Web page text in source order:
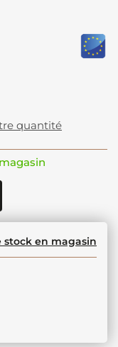
quantité
stock en magasin